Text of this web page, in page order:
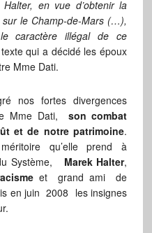
en vue d’obtenir la
le Champ-de-Mars (…),
le caractère illégal de ce
qui a décidé les époux
Mme Dati.
nos fortes divergences
Mme Dati, son combat
et de notre patrimoine.
qu’elle prend à
Système, Marek Halter,
et grand ami de
en juin 2008 les insignes